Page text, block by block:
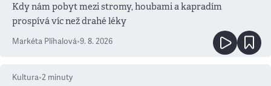
Kdy nám pobyt mezi stromy, houbami a kapradím
prospívá víc než drahé léky
Markéta Plíhalová•9. 8. 2026
Kultura•2 minuty